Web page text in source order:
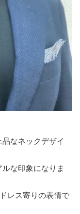
なネックデザイ
な印象になりま
レス寄りの表情で